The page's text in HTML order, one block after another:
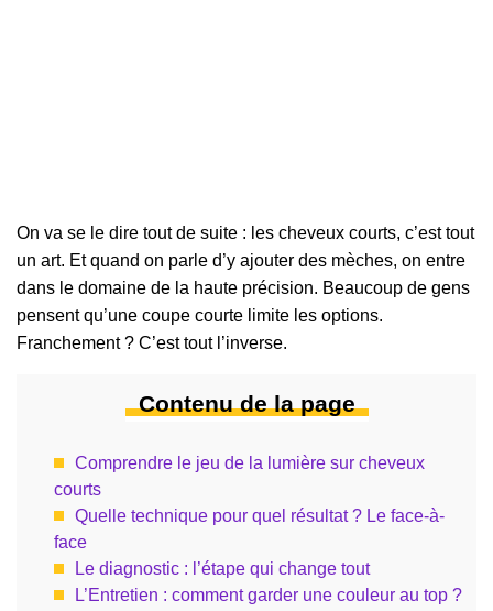
On va se le dire tout de suite : les cheveux courts, c’est tout
un art. Et quand on parle d’y ajouter des mèches, on entre
dans le domaine de la haute précision. Beaucoup de gens
pensent qu’une coupe courte limite les options.
Franchement ? C’est tout l’inverse.
Contenu de la page
Comprendre le jeu de la lumière sur cheveux
courts
Quelle technique pour quel résultat ? Le face-à-
face
Le diagnostic : l’étape qui change tout
L’Entretien : comment garder une couleur au top ?